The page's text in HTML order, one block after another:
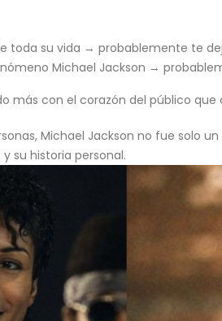
toda su vida → probablemente te
Michael Jackson →
más con el corazón del público que
Michael Jackson no fue solo
su historia personal.